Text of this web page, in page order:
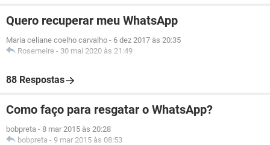
Quero recuperar meu WhatsApp
Maria celiane coelho carvalho - 6 dez 2017 às 20:35
Rosemeire - 30 mai 2020 às 21:49
88 Respostas
Como faço para resgatar o WhatsApp?
bobpreta - 8 mar 2015 às 20:28
bobpreta - 9 mar 2015 às 08:53